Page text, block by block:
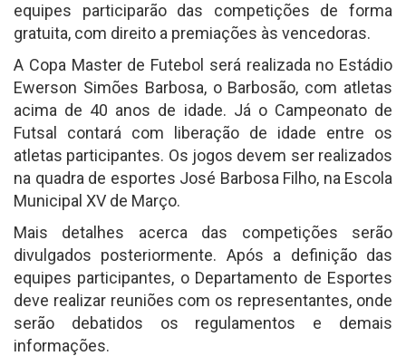
equipes participarão das competições de forma
gratuita, com direito a premiações às vencedoras.
A Copa Master de Futebol será realizada no Estádio
Ewerson Simões Barbosa, o Barbosão, com atletas
acima de 40 anos de idade. Já o Campeonato de
Futsal contará com liberação de idade entre os
atletas participantes. Os jogos devem ser realizados
na quadra de esportes José Barbosa Filho, na Escola
Municipal XV de Março.
Mais detalhes acerca das competições serão
divulgados posteriormente. Após a definição das
equipes participantes, o Departamento de Esportes
deve realizar reuniões com os representantes, onde
serão debatidos os regulamentos e demais
informações.